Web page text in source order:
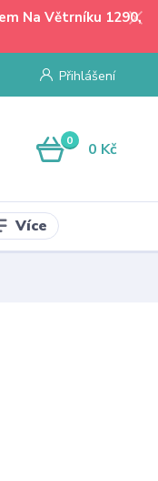
Na Větrníku 1290,
Přihlášení
0 0 Kč
Více